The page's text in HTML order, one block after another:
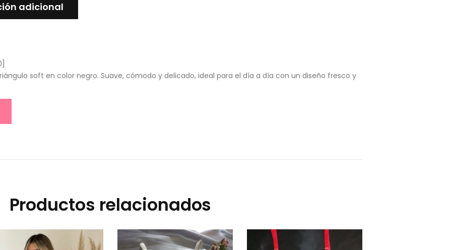
adicional
soft en color negro. Suave, cómodo y delicado, ideal para el día a día con un diseño fresco y
Productos relacionados